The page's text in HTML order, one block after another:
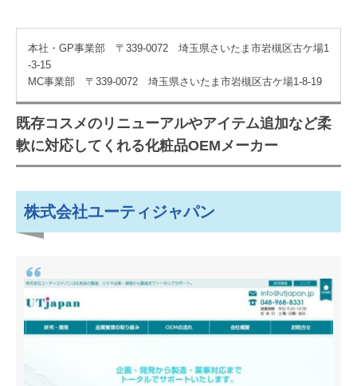
本社・GP事業部 〒339-0072 埼玉県さいたま市岩槻区古ケ場1
-3-15
MC事業部 〒339-0072 埼玉県さいたま市岩槻区古ケ場1-8-19
既存コスメのリニューアルやアイテム追加など柔
軟に対応してくれる化粧品OEMメーカー
株式会社ユーティジャパン